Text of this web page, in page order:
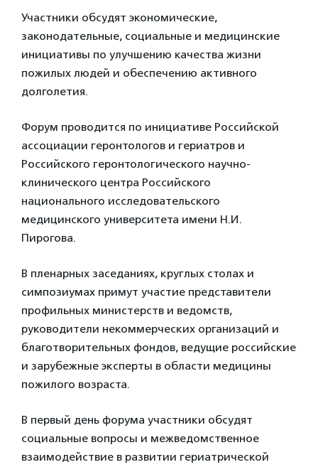
Участники обсудят экономические,
законодательные, социальные и медицинские
инициативы по улучшению качества жизни
пожилых людей и обеспечению активного
долголетия.
Форум проводится по инициативе Российской
ассоциации геронтологов и гериатров и
Российского геронтологического научно-
клинического центра Российского
национального исследовательского
медицинского университета имени Н.И.
Пирогова.
В пленарных заседаниях, круглых столах и
симпозиумах примут участие представители
профильных министерств и ведомств,
руководители некоммерческих организаций и
благотворительных фондов, ведущие российские
и зарубежные эксперты в области медицины
пожилого возраста.
В первый день форума участники обсудят
социальные вопросы и межведомственное
взаимодействие в развитии гериатрической